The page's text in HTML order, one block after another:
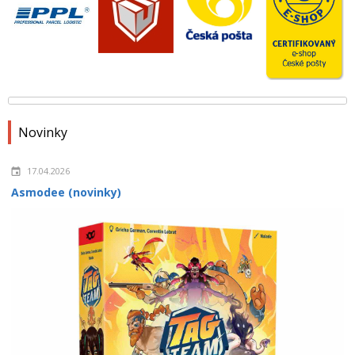
Novinky
17.04.2026
Asmodee (novinky)